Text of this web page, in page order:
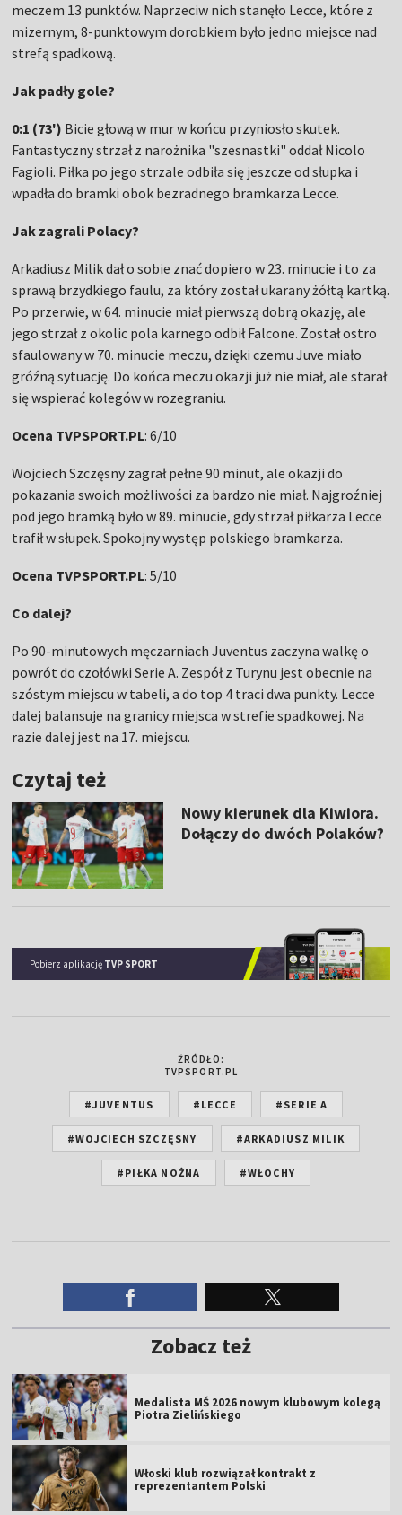
meczem 13 punktów. Naprzeciw nich stanęło Lecce, które z
mizernym, 8-punktowym dorobkiem było jedno miejsce nad
strefą spadkową.
Jak padły gole?
0:1 (73') Bicie głową w mur w końcu przyniosło skutek.
Fantastyczny strzał z narożnika "szesnastki" oddał Nicolo
Fagioli. Piłka po jego strzale odbiła się jeszcze od słupka i
wpadła do bramki obok bezradnego bramkarza Lecce.
Jak zagrali Polacy?
Arkadiusz Milik dał o sobie znać dopiero w 23. minucie i to za
sprawą brzydkiego faulu, za który został ukarany żółtą kartką.
Po przerwie, w 64. minucie miał pierwszą dobrą okazję, ale
jego strzał z okolic pola karnego odbił Falcone. Został ostro
sfaulowany w 70. minucie meczu, dzięki czemu Juve miało
gróźną sytuację. Do końca meczu okazji już nie miał, ale starał
się wspierać kolegów w rozegraniu.
Ocena TVPSPORT.PL: 6/10
Wojciech Szczęsny zagrał pełne 90 minut, ale okazji do
pokazania swoich możliwości za bardzo nie miał. Najgroźniej
pod jego bramką było w 89. minucie, gdy strzał piłkarza Lecce
trafił w słupek. Spokojny występ polskiego bramkarza.
Ocena TVPSPORT.PL: 5/10
Co dalej?
Po 90-minutowych męczarniach Juventus zaczyna walkę o
powrót do czołówki Serie A. Zespół z Turynu jest obecnie na
szóstym miejscu w tabeli, a do top 4 traci dwa punkty. Lecce
dalej balansuje na granicy miejsca w strefie spadkowej. Na
razie dalej jest na 17. miejscu.
Czytaj też
Nowy kierunek dla Kiwiora.
Dołączy do dwóch Polaków?
Pobierz aplikację TVP SPORT
ŹRÓDŁO:
TVPSPORT.PL
#JUVENTUS #LECCE #SERIE A
#WOJCIECH SZCZĘSNY #ARKADIUSZ MILIK
#PIŁKA NOŻNA #WŁOCHY
Zobacz też
Medalista MŚ 2026 nowym klubowym kolegą
Piotra Zielińskiego
Włoski klub rozwiązał kontrakt z
reprezentantem Polski